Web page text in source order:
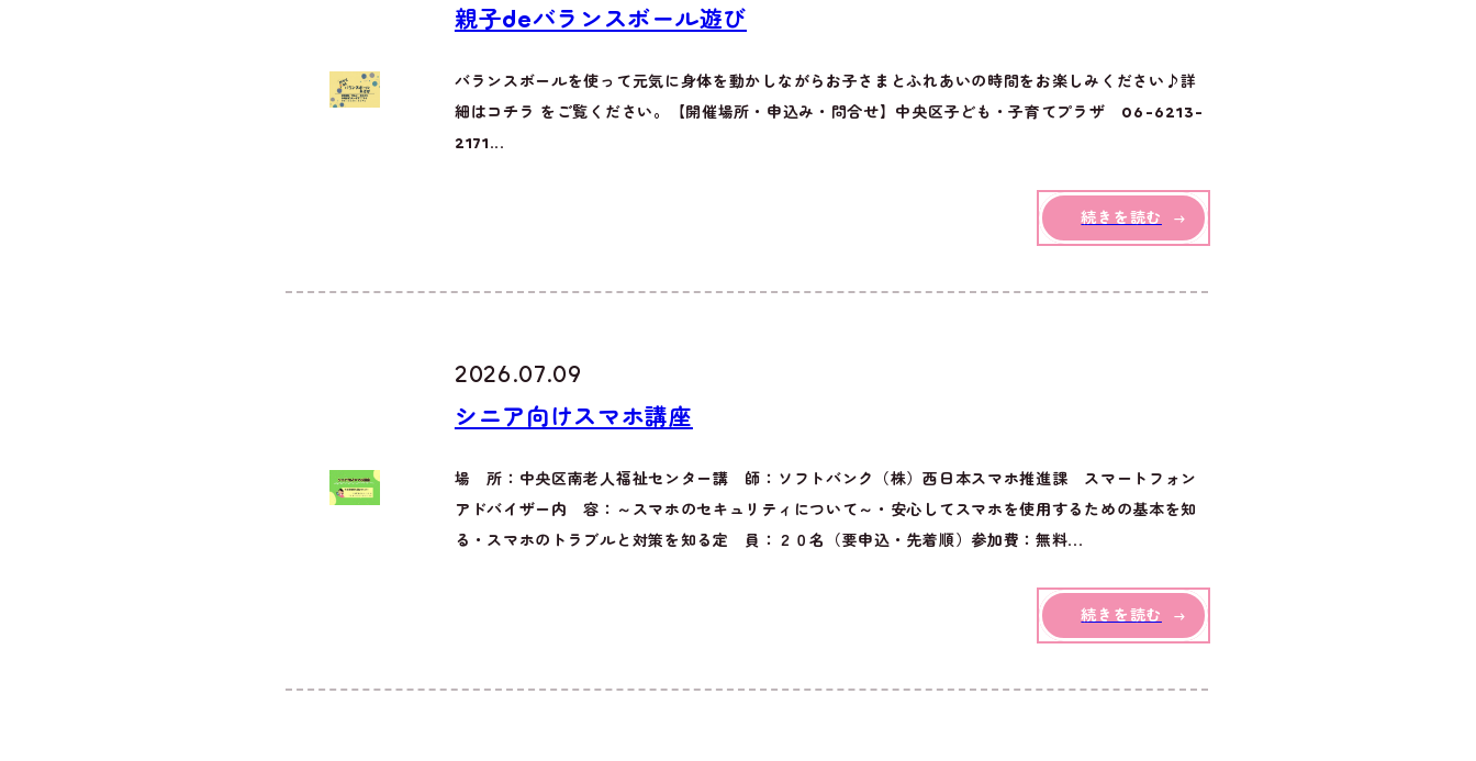
親子deバランスボール遊び
バランスボールを使って元気に身体を動かしながらお子さまとふれあいの時間をお楽しみください♪詳
細はコチラ をご覧ください。【開催場所・申込み・問合せ】中央区子ども・子育てプラザ 06-6213-
2171...
続きを読む
2026.07.09
シニア向けスマホ講座
場 所：中央区南老人福祉センター講 師：ソフトバンク（株）西日本スマホ推進課 スマートフォン
アドバイザー内 容：～スマホのセキュリティについて～・安心してスマホを使用するための基本を知
る・スマホのトラブルと対策を知る定 員：２０名（要申込・先着順）参加費：無料...
続きを読む